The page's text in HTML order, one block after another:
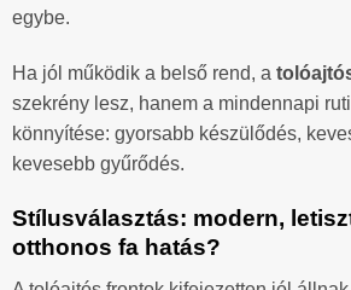
egybe.
Ha jól működik a belső rend, a
szekrény lesz, hanem a mindennapi
könnyítése: gyorsabb készülődés,
kevesebb gyűrődés.
Stílusválasztás: modern,
otthonos fa hatás?